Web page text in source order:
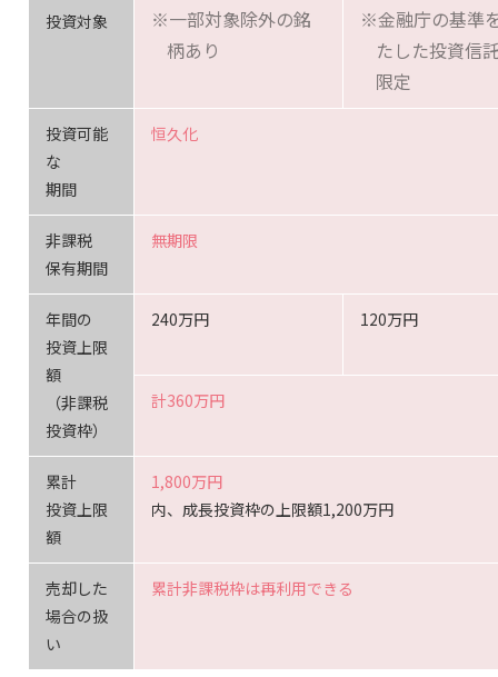
投資対象
※一部対象除外の銘
柄あり
※金融庁の基準
たした投資信
限定
投資可能
な
期間
恒久化
非課税
保有期間
無期限
年間の
投資上限
額
（非課税
投資枠）
240万円 120万円
計360万円
累計
投資上限
額
1,800万円
内、成長投資枠の上限額1,200万円
売却した
場合の扱
い
累計非課税枠は再利用できる